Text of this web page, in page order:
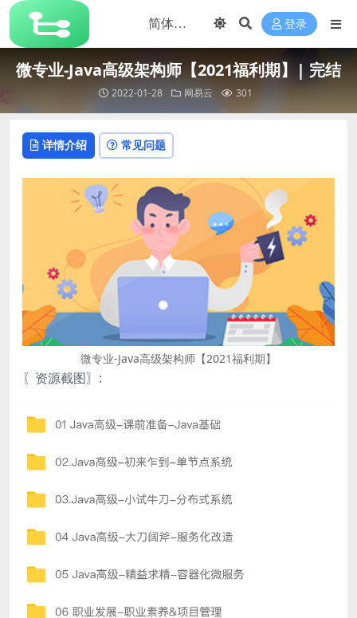
登录
微专业-Java高级架构师【2021福利期】| 完结
2022-01-28 网易云 301
详情介绍 常见问题
微专业-Java高级架构师【2021福利期】
〖资源截图〗: